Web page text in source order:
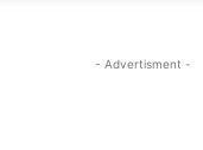
- Advertisment -